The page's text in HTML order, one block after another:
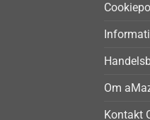
Om
Kontakt